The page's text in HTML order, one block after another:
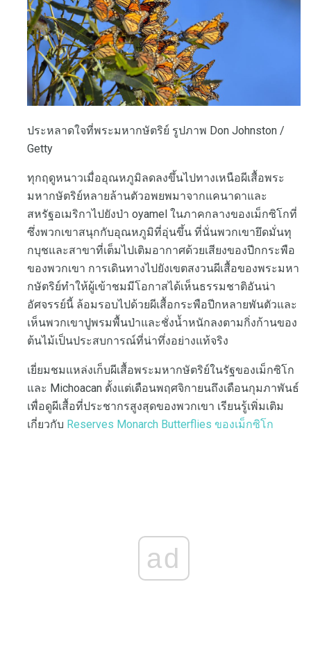
ประหลาดใจที่พระมหากษัตริย์ รูปภาพ Don Johnston /
Getty
ทุกฤดูหนาวเมื่ออุณหภูมิลดลงขึ้นไปทางเหนือผีเสื้อพระ
มหากษัตริย์หลายล้านตัวอพยพมาจากแคนาดาและ
สหรัฐอเมริกาไปยังป่า oyamel ในภาคกลางของเม็กซิโกที่
ซึ่งพวกเขาสนุกกับอุณหภูมิที่อุ่นขึ้น ที่นั่นพวกเขายึดมั่นทุ
กบุชและสาขาที่เต็มไปเติมอากาศด้วยเสียงของปีกกระพือ
ของพวกเขา การเดินทางไปยังเขตสงวนผีเสื้อของพระมหา
กษัตริย์ทำให้ผู้เข้าชมมีโอกาสได้เห็นธรรมชาติอันน่า
อัศจรรย์นี้ ล้อมรอบไปด้วยผีเสื้อกระพือปีกหลายพันตัวและ
เห็นพวกเขาปูพรมพื้นป่าและชั่งน้ำหนักลงตามกิ่งก้านของ
ต้นไม้เป็นประสบการณ์ที่น่าทึ่งอย่างแท้จริง
เยี่ยมชมแหล่งเก็บผีเสื้อพระมหากษัตริย์ในรัฐของเม็กซิโก
และ Michoacan ตั้งแต่เดือนพฤศจิกายนถึงเดือนกุมภาพันธ์
เพื่อดูผีเสื้อที่ประชากรสูงสุดของพวกเขา เรียนรู้เพิ่มเติม
เกี่ยวกับ Reserves Monarch Butterflies ของเม็กซิโก
ad